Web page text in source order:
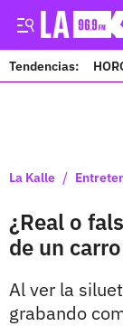
Tendencias:
La Kalle /
¿Real o
de un
Al ver la
grabando